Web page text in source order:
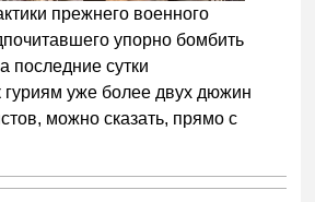
прежнего военного
упорно бомбить
последние сутки
гуриям уже более двух дюжин
можно сказать, прямо с